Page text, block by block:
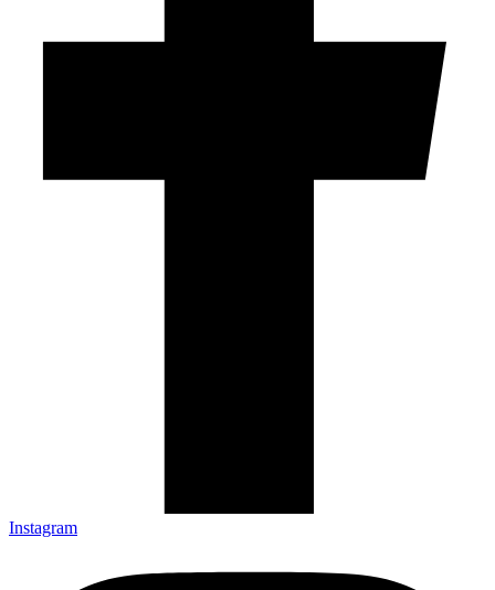
Instagram